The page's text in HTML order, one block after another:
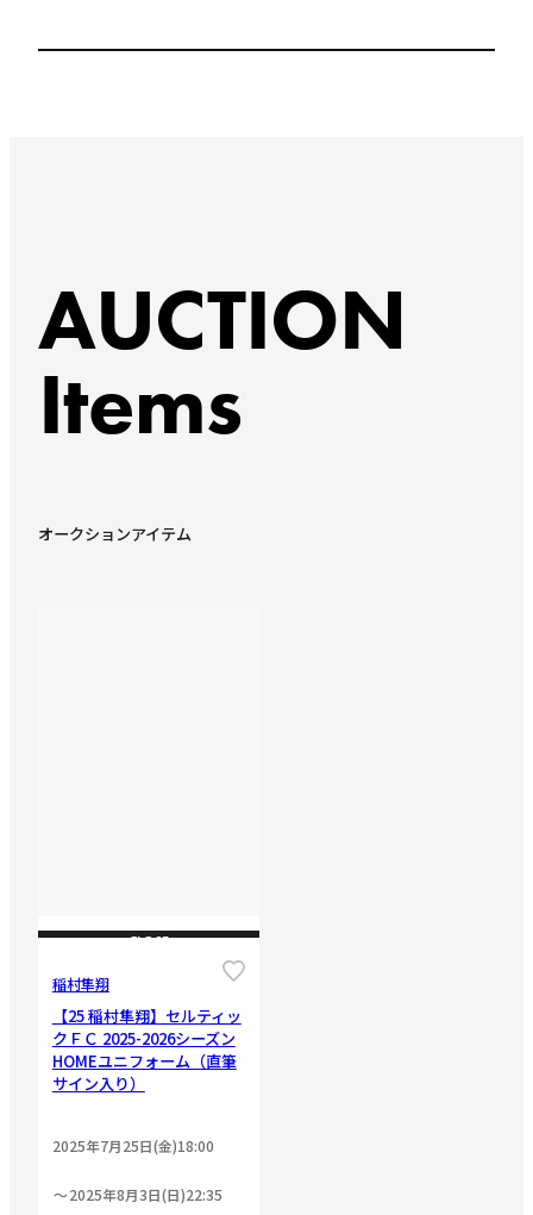
AUCTION
Items
オークションアイテム
CLOSE
稲村隼翔
【25 稲村隼翔】セルティッ
クＦＣ 2025-2026シーズン
HOMEユニフォーム（直筆
サイン入り）
2025年7月25日(金)18:00
2025年8月3日(日)22:35